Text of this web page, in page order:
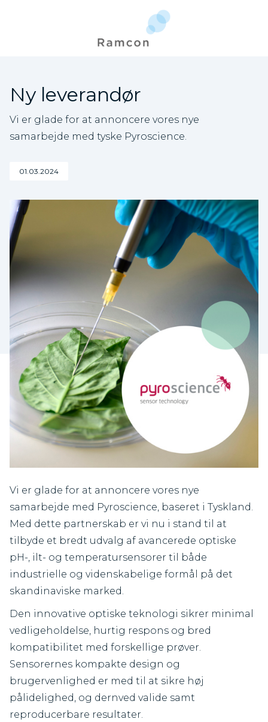
Ny leverandør
Vi er glade for at annoncere vores nye
samarbejde med tyske Pyroscience.
01.03.2024
Vi er glade for at annoncere vores nye
samarbejde med Pyroscience, baseret i Tyskland.
Med dette partnerskab er vi nu i stand til at
tilbyde et bredt udvalg af avancerede optiske
pH-, ilt- og temperatursensorer til både
industrielle og videnskabelige formål på det
skandinaviske marked.
Den innovative optiske teknologi sikrer minimal
vedligeholdelse, hurtig respons og bred
kompatibilitet med forskellige prøver.
Sensorernes kompakte design og
brugervenlighed er med til at sikre høj
pålidelighed, og dernved valide samt
reproducerbare resultater.